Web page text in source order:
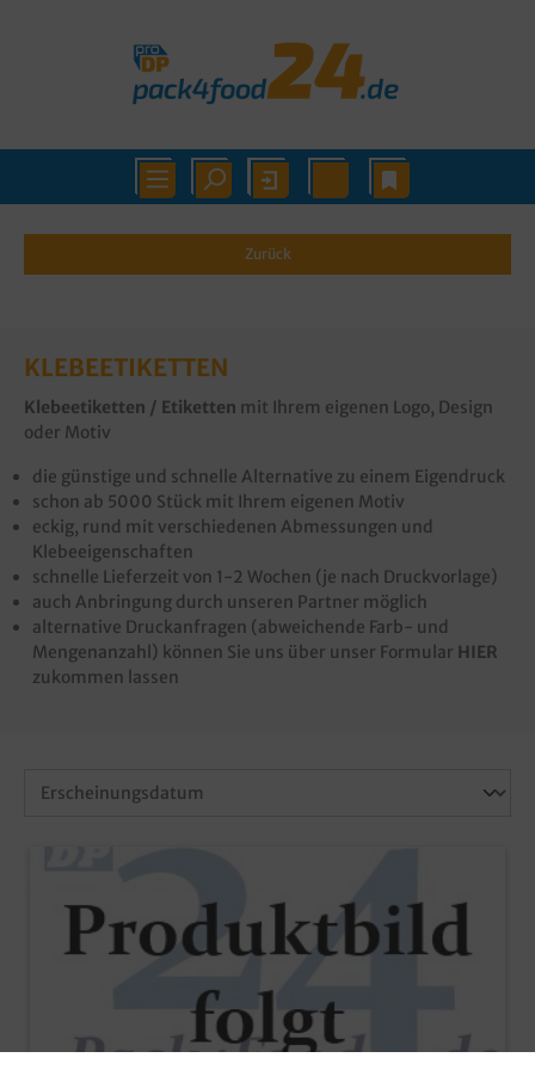
Zurück
KLEBEETIKETTEN
Klebeetiketten / Etiketten mit Ihrem eigenen Logo, Design
oder Motiv
die günstige und schnelle Alternative zu einem Eigendruck
schon ab 5000 Stück mit Ihrem eigenen Motiv
eckig, rund mit verschiedenen Abmessungen und
Klebeeigenschaften
schnelle Lieferzeit von 1-2 Wochen (je nach Druckvorlage)
auch Anbringung durch unseren Partner möglich
alternative Druckanfragen (abweichende Farb- und
Mengenanzahl) können Sie uns über unser Formular HIER
zukommen lassen